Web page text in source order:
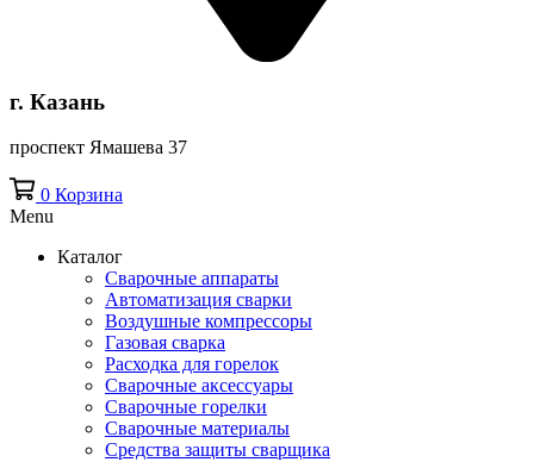
г. Казань
проспект Ямашева 37
0 Корзина
Menu
Каталог
Сварочные аппараты
Автоматизация сварки
Воздушные компрессоры
Газовая сварка
Расходка для горелок
Сварочные аксессуары
Сварочные горелки
Сварочные материалы
Средства защиты сварщика